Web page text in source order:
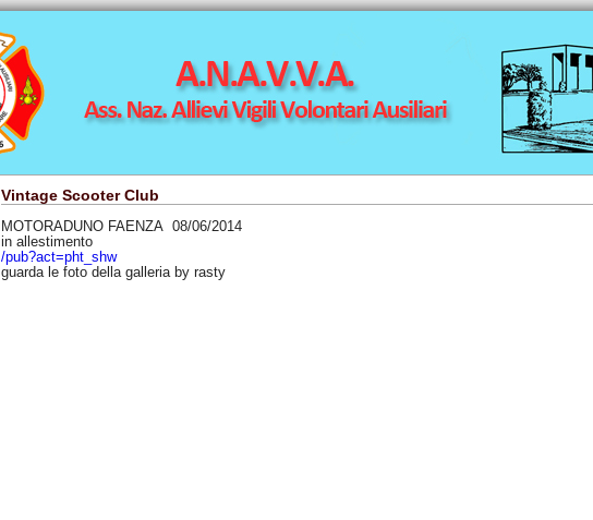
Vintage Scooter Club
MOTORADUNO FAENZA 08/06/2014
in allestimento
/pub?act=pht_shw
guarda le foto della galleria by rasty